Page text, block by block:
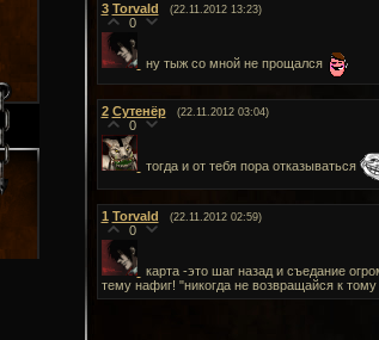
3 Torvald (22.11.2012 13:23)
0
ну тыж со мной не прощался
2 Сутенёр (22.11.2012 03:04)
0
тогда и от тебя пора отказываться
1 Torvald (22.11.2012 02:59)
0
карта -это шаг назад и съедание
тему нафиг! "никогда не возвращайся к